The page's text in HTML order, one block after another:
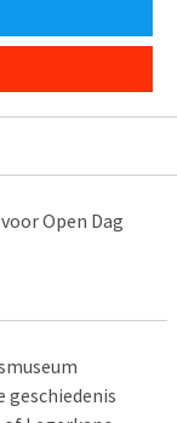
Open Dag
geschiedenis